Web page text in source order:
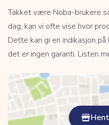
Takket være Noba-brukere
dag, kan vi ofte vise hvor
Dette kan gi en indikasjon
det er ingen garanti. Listen